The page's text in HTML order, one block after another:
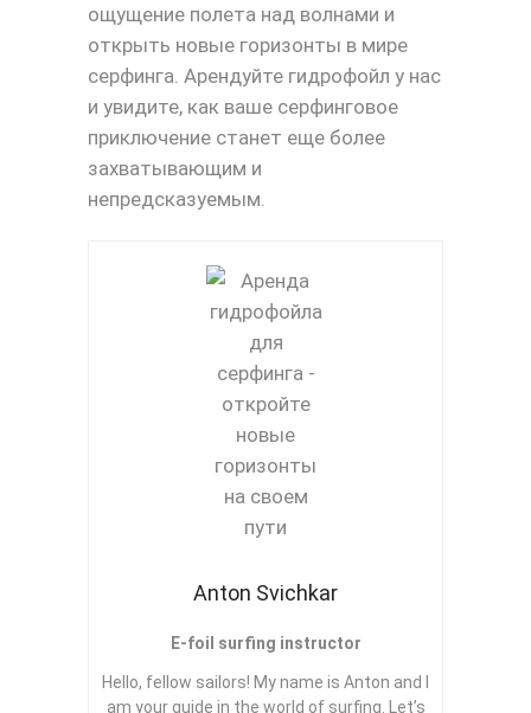
ощущение полета над волнами и
открыть новые горизонты в мире
серфинга. Арендуйте гидрофойл у нас
и увидите, как ваше серфинговое
приключение станет еще более
захватывающим и
непредсказуемым.
Anton Svichkar
E-foil surfing instructor
Hello, fellow sailors! My name is Anton and I
am your guide in the world of surfing. Let’s